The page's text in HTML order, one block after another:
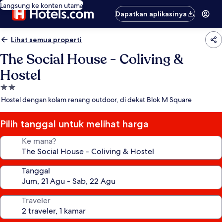
Langsung ke konten utama
Dapatkan aplikasinya
Lihat semua properti
The Social House - Coliving &
Hostel
Properti
bintang
Hostel dengan kolam renang outdoor, di dekat Blok M Square
Pilih tanggal untuk melihat harga
Ke mana?
Tanggal
Traveler